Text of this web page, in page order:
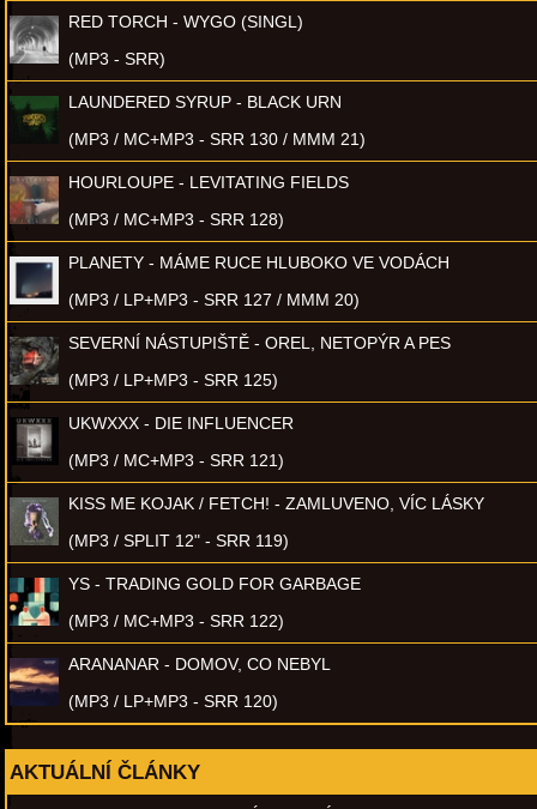
RED TORCH - WYGO (SINGL)
(MP3 - SRR)
LAUNDERED SYRUP - BLACK URN
(MP3 / MC+MP3 - SRR 130 / MMM 21)
HOURLOUPE - LEVITATING FIELDS
(MP3 / MC+MP3 - SRR 128)
PLANETY - MÁME RUCE HLUBOKO VE VODÁCH
(MP3 / LP+MP3 - SRR 127 / MMM 20)
SEVERNÍ NÁSTUPIŠTĚ - OREL, NETOPÝR A PES
(MP3 / LP+MP3 - SRR 125)
UKWXXX - DIE INFLUENCER
(MP3 / MC+MP3 - SRR 121)
KISS ME KOJAK / FETCH! - ZAMLUVENO, VÍC LÁSKY
(MP3 / SPLIT 12" - SRR 119)
YS - TRADING GOLD FOR GARBAGE
(MP3 / MC+MP3 - SRR 122)
ARANANAR - DOMOV, CO NEBYL
(MP3 / LP+MP3 - SRR 120)
AKTUÁLNÍ ČLÁNKY